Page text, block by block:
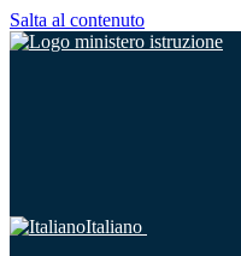
Salta al contenuto
Italiano